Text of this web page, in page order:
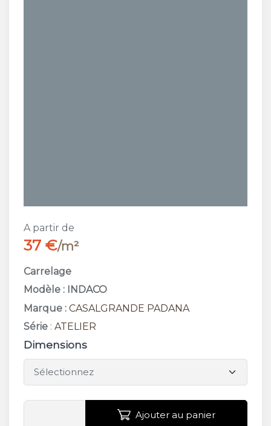
A partir de
37 €/m²
Carrelage
Modèle : INDACO
Marque : CASALGRANDE PADANA
Série : ATELIER
Dimensions
Ajouter au panier